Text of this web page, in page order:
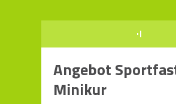
Angebot
Minikur